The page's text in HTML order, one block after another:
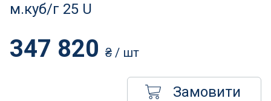
Аксесуари для громадських
Підйомники для басейнів
м.куб/г 25 U
347 820 ₴ / шт
Замовити